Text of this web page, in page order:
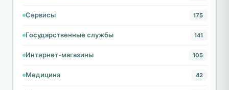
Сервисы 175
Государственные службы 141
Интернет-магазины 105
Медицина 42